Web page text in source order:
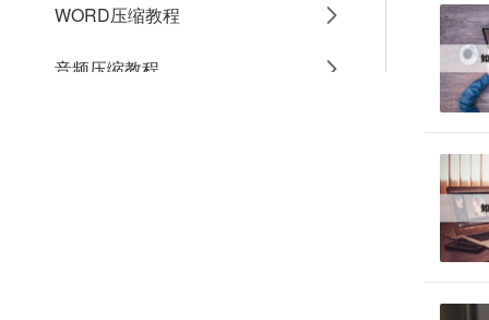
WORD压缩教程
音频压缩教程